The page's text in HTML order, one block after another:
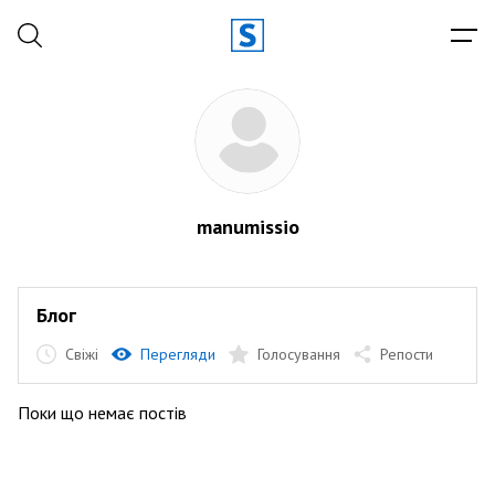
manumissio
Блог
Свіжі Перегляди Голосування Репости
Поки що немає постів